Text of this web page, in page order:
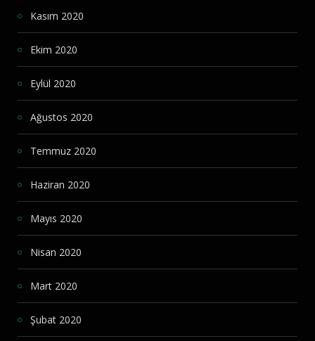
Kasım 2020
Ekim 2020
Eylül 2020
Ağustos 2020
Temmuz 2020
Haziran 2020
Mayıs 2020
Nisan 2020
Mart 2020
Şubat 2020